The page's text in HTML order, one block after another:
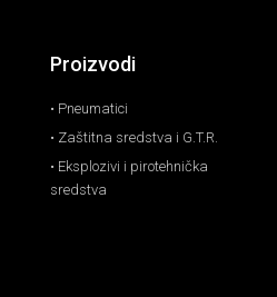
Proizvodi
• Pneumatici
• Zaštitna sredstva i G.T.R.
• Eksplozivi i pirotehnička
sredstva